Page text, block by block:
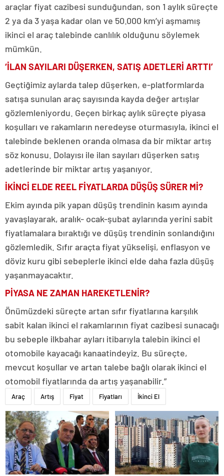
araçlar fiyat cazibesi sunduğundan, son 1 aylık süreçte
2 ya da 3 yaşa kadar olan ve 50.000 km’yi aşmamış
ikinci el araç talebinde canlılık olduğunu söylemek
mümkün.
‘İLAN SAYILARI DÜŞERKEN, SATIŞ ADETLERİ ARTTI’
Geçtiğimiz aylarda talep düşerken, e-platformlarda
satışa sunulan araç sayısında kayda değer artışlar
gözlemleniyordu. Geçen birkaç aylık süreçte piyasa
koşulları ve rakamların neredeyse oturmasıyla, ikinci el
talebinde beklenen oranda olmasa da bir miktar artış
söz konusu. Dolayısı ile ilan sayıları düşerken satış
adetlerinde bir miktar artış yaşanıyor.
İKİNCİ ELDE REEL FİYATLARDA DÜŞÜŞ SÜRER Mİ?
Ekim ayında pik yapan düşüş trendinin kasım ayında
yavaşlayarak, aralık- ocak-şubat aylarında yerini sabit
fiyatlamalara bıraktığı ve düşüş trendinin sonlandığını
gözlemledik. Sıfır araçta fiyat yükselişi, enflasyon ve
döviz kuru gibi sebeplerle ikinci elde daha fazla düşüş
yaşanmayacaktır.
PİYASA NE ZAMAN HAREKETLENİR?
Önümüzdeki süreçte artan sıfır fiyatlarına karşılık
sabit kalan ikinci el rakamlarının fiyat cazibesi sunacağı
bu sebeple ilkbahar ayları itibarıyla talebin ikinci el
otomobile kayacağı kanaatindeyiz. Bu süreçte,
mevcut koşullar ve artan talebe bağlı olarak ikinci el
otomobil fiyatlarında da artış yaşanabilir.”
Araç Artış Fiyat Fiyatları İkinci El